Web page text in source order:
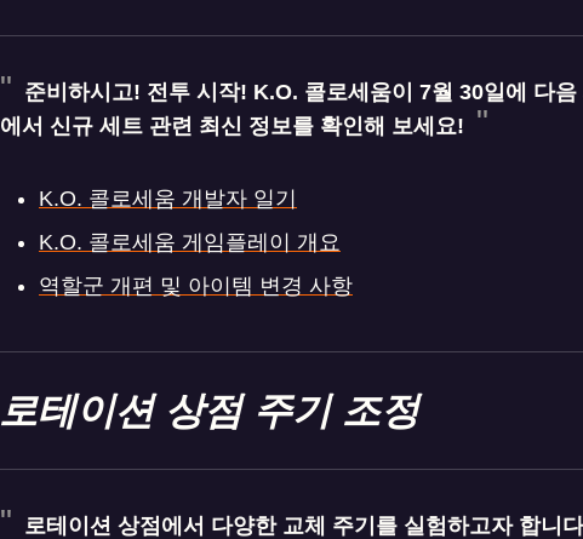
준비하시고! 전투 시작! K.O. 콜로세움이 7월 30일에 다
에서 신규 세트 관련 최신 정보를 확인해 보세요!
K.O. 콜로세움 개발자 일기
K.O. 콜로세움 게임플레이 개요
역할군 개편 및 아이템 변경 사항
로테이션 상점 주기 조정
로테이션 상점에서 다양한 교체 주기를 실험하고자 합니